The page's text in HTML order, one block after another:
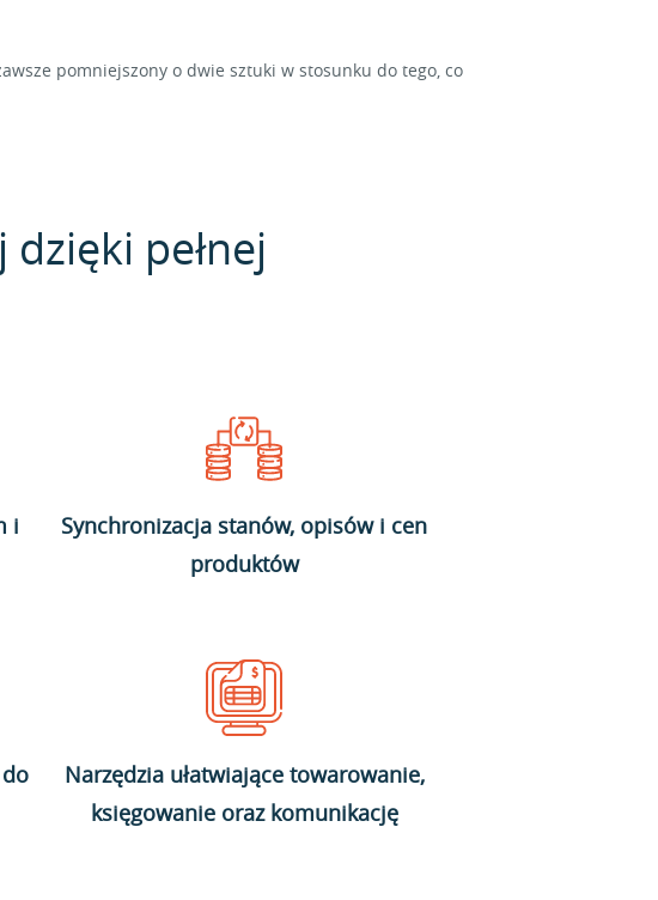
pomniejszony o dwie sztuki w stosunku do tego, co
pełnej
i
Synchronizacja stanów, opisów i cen
produktów
Narzędzia ułatwiające towarowanie,
księgowanie oraz komunikację